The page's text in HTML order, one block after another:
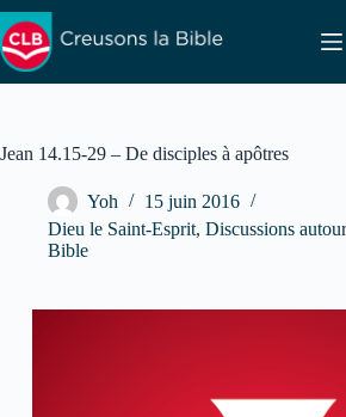
Passer
au
contenu
Jean 14.15-29 – De disciples à apôtres
Yoh
15 juin 2016
Dieu le Saint-Esprit, Discussions
Bible